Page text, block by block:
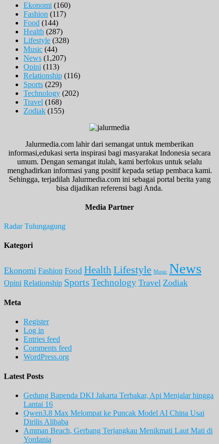
Ekonomi (160)
Fashion (117)
Food (144)
Health (287)
Lifestyle (328)
Music (44)
News (1,207)
Opini (113)
Relationship (116)
Sports (229)
Technology (202)
Travel (168)
Zodiak (155)
Jalurmedia.com lahir dari semangat untuk memberikan
informasi,edukasi serta inspirasi bagi masyarakat Indonesia secara
umum. Dengan semangat itulah, kami berfokus untuk selalu
menghadirkan informasi yang positif kepada setiap pembaca kami.
Sehingga, terjadilah Jalurmedia.com ini sebagai portal berita yang
bisa dijadikan referensi bagi Anda.
Media Partner
Radar Tulungagung
Kategori
Ekonomi Fashion Food Health Lifestyle Music News
Opini Relationship Sports Technology Travel Zodiak
Meta
Register
Log in
Entries feed
Comments feed
WordPress.org
Latest Posts
Gedung Bapenda DKI Jakarta Terbakar, Api Menjalar hingga
Lantai 16
Qwen3.8 Max Melompat ke Puncak Model AI China Usai
Dirilis Alibaba
Amman Beach, Gerbang Terjangkau Menikmati Laut Mati di
Yordania